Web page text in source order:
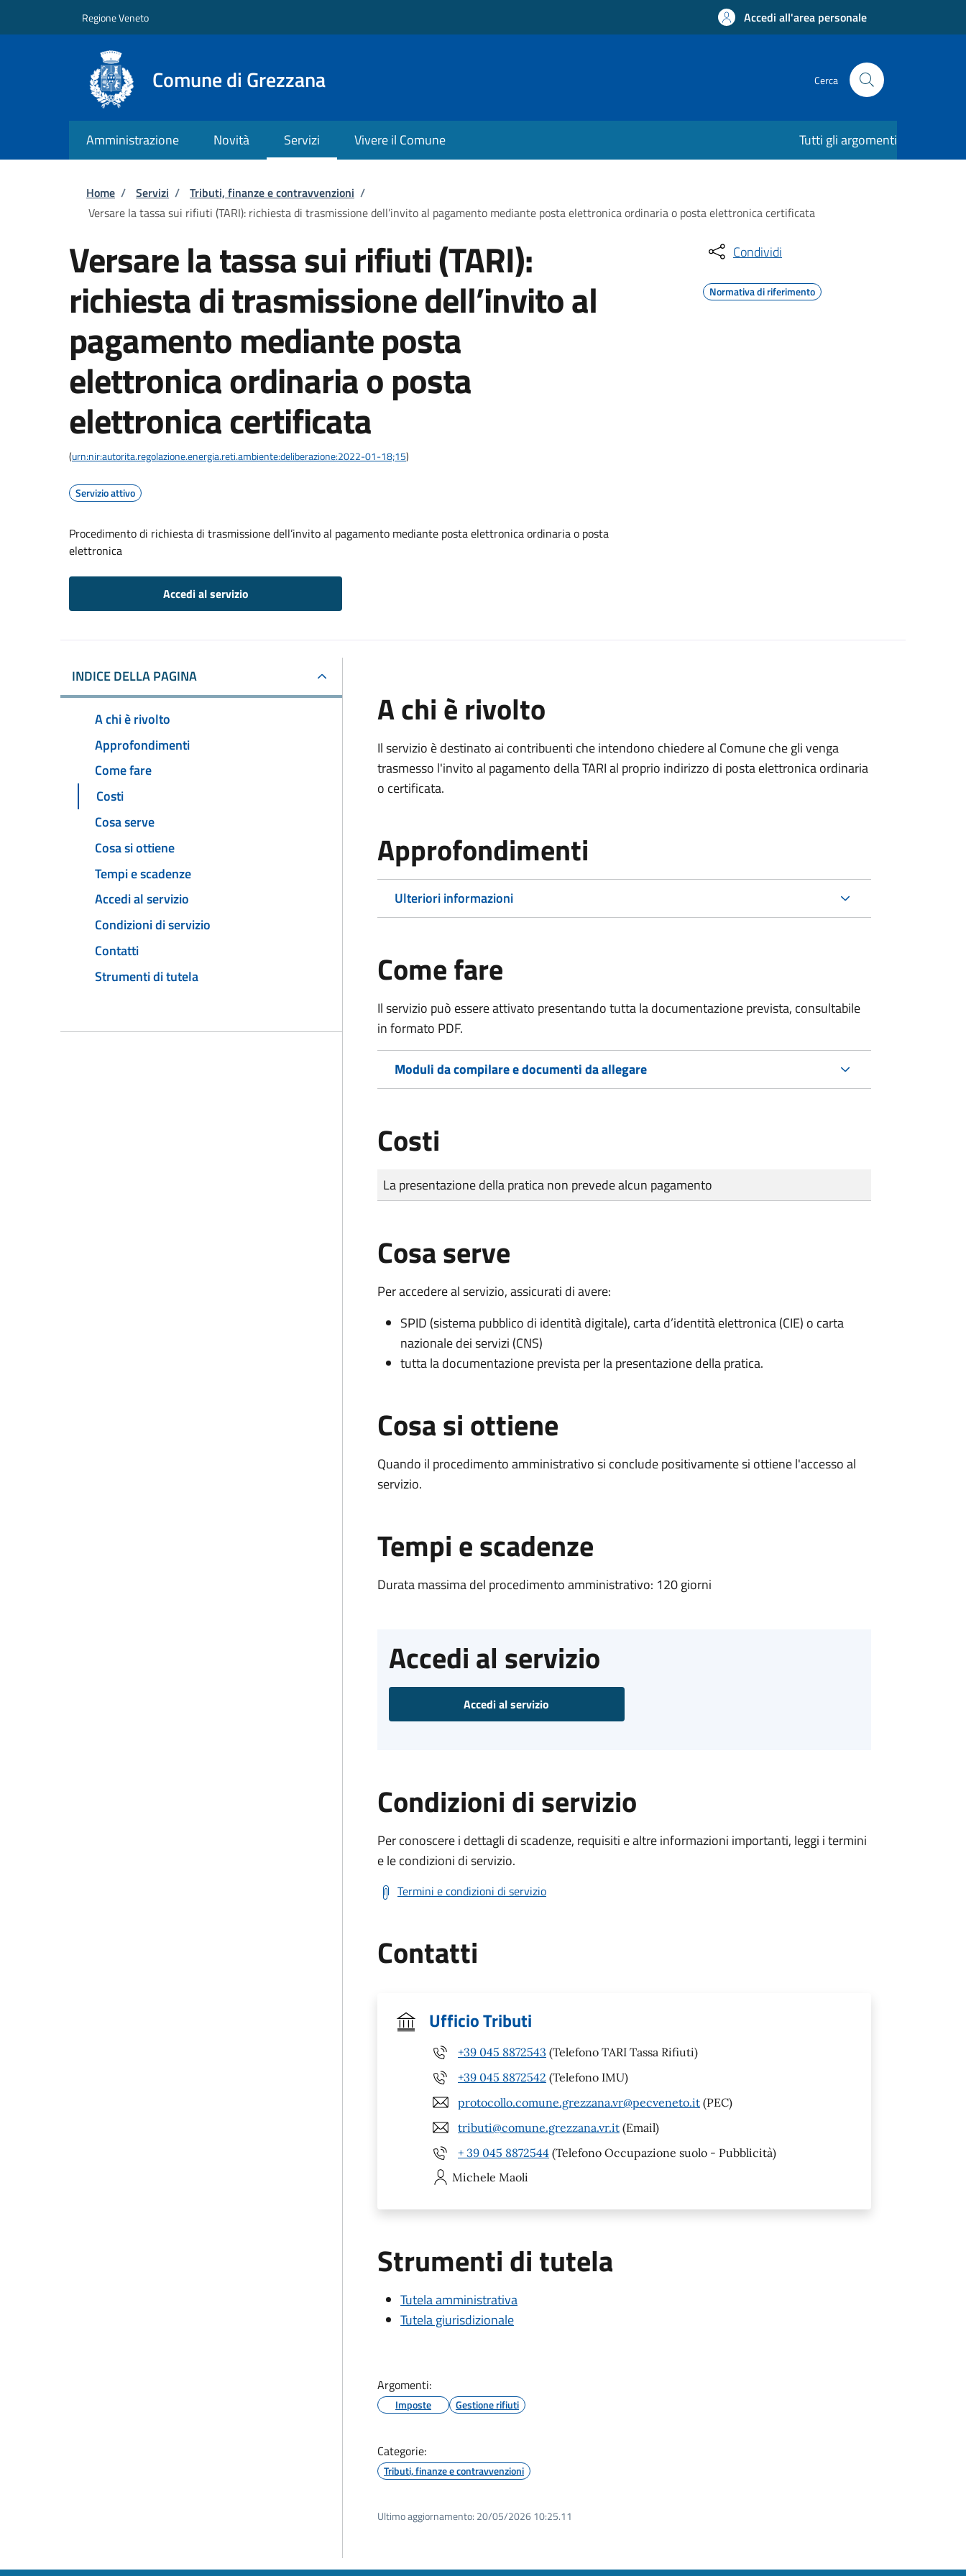
Regione Veneto Accedi all'area personale
Comune di Grezzana Cerca
Amministrazione Novità Servizi Vivere il Comune Tutti gli argomenti
Briciole di pane
Home / Servizi / Tributi, finanze e contravvenzioni /
Versare la tassa sui rifiuti (TARI): richiesta di trasmissione dell’invito al pagamento mediante posta elettronica ordinaria o posta elettronica certificata
Versare la tassa sui rifiuti (TARI):
richiesta di trasmissione dell’invito al
pagamento mediante posta
elettronica ordinaria o posta
elettronica certificata
(urn:nir:autorita.regolazione.energia.reti.ambiente:deliberazione:2022-01-18;15)
Servizio attivo
Procedimento di richiesta di trasmissione dell’invito al pagamento mediante posta elettronica ordinaria o posta
elettronica
Accedi al servizio
Condividi
Normativa di riferimento
INDICE DELLA PAGINA
A chi è rivolto
Approfondimenti
Come fare
Costi
Cosa serve
Cosa si ottiene
Tempi e scadenze
Accedi al servizio
Condizioni di servizio
Contatti
Strumenti di tutela
A chi è rivolto
Il servizio è destinato ai contribuenti che intendono chiedere al Comune che gli venga
trasmesso l'invito al pagamento della TARI al proprio indirizzo di posta elettronica ordinaria
o certificata.
Approfondimenti
Ulteriori informazioni
Come fare
Il servizio può essere attivato presentando tutta la documentazione prevista, consultabile
in formato PDF.
Moduli da compilare e documenti da allegare
Costi
Tipo di pagamento
Importo
La presentazione della pratica non prevede alcun pagamento
Cosa serve
Per accedere al servizio, assicurati di avere:
SPID (sistema pubblico di identità digitale), carta d’identità elettronica (CIE) o carta
nazionale dei servizi (CNS)
tutta la documentazione prevista per la presentazione della pratica.
Cosa si ottiene
Quando il procedimento amministrativo si conclude positivamente si ottiene l'accesso al
servizio.
Tempi e scadenze
Durata massima del procedimento amministrativo: 120 giorni
Accedi al servizio
Accedi al servizio
Condizioni di servizio
Per conoscere i dettagli di scadenze, requisiti e altre informazioni importanti, leggi i termini
e le condizioni di servizio.
Termini e condizioni di servizio
Contatti
Ufficio Tributi
+39 045 8872543 (Telefono TARI Tassa Rifiuti)
+39 045 8872542 (Telefono IMU)
protocollo.comune.grezzana.vr@pecveneto.it (PEC)
tributi@comune.grezzana.vr.it (Email)
+ 39 045 8872544 (Telefono Occupazione suolo - Pubblicità)
Michele Maoli
Strumenti di tutela
Tutela amministrativa
Tutela giurisdizionale
Argomenti:
Imposte Gestione rifiuti
Categorie:
Tributi, finanze e contravvenzioni
Ultimo aggiornamento: 20/05/2026 10:25.11